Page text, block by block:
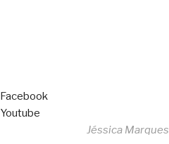
Facebook
Youtube
Jéssica Marques